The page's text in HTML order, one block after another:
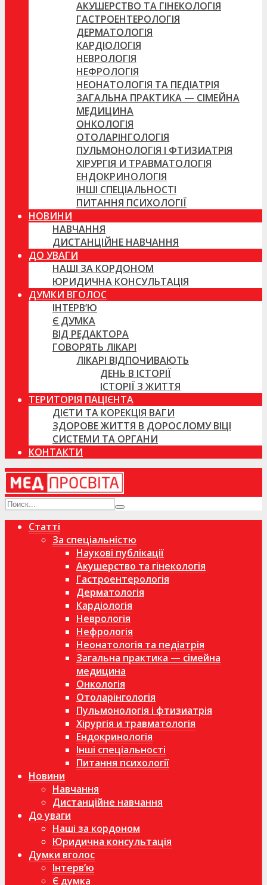
АКУШЕРСТВО ТА ГІНЕКОЛОГІЯ
ГАСТРОЕНТЕРОЛОГІЯ
ДЕРМАТОЛОГІЯ
КАРДІОЛОГІЯ
НЕВРОЛОГІЯ
НЕФРОЛОГІЯ
НЕОНАТОЛОГІЯ ТА ПЕДІАТРІЯ
ЗАГАЛЬНА ПРАКТИКА — СІМЕЙНА
МЕДИЦИНА
ОНКОЛОГІЯ
ОТОЛАРІНГОЛОГІЯ
ПУЛЬМОНОЛОГІЯ І ФТИЗИАТРІЯ
ХІРУРГІЯ И ТРАВМАТОЛОГІЯ
ЕНДОКРИНОЛОГІЯ
ІНШІ СПЕЦІАЛЬНОСТІ
ПИТАННЯ ПСИХОЛОГІЇ
НОВИНИ
НАВЧАННЯ
ДИСТАНЦІЙНЕ НАВЧАННЯ
ДО УВАГИ
НАШІ ЗА КОРДОНОМ
ЮРИДИЧНА КОНСУЛЬТАЦІЯ
ДУМКИ ВГОЛОС
ІНТЕРВ’Ю
Є ДУМКА
ВІД РЕДАКТОРА
ГОВОРЯТЬ ЛІКАРІ
ЛІКАРІ ВІДПОЧИВАЮТЬ
ДЕНЬ В ІСТОРІЇ
ІСТОРІЇ З ЖИТТЯ
ТЕРИТОРІЯ ПАЦІЄНТА
ДІЄТИ ТА КОРЕКЦІЯ ВАГИ
ЗДОРОВЕ ЖИТТЯ В ДОРОСЛОМУ ВІЦІ
СИСТЕМИ ТА ОРГАНИ
КОНТАКТИ
Статті
За спеціальністю
Наукові публікації
Акушерство та гінекологія
Гастроентерологія
Дерматологія
Кардіологія
Неврологія
Нефрологія
Неонатологія та педіатрія
Загальна практика — сімейна
медицина
Онкологія
Отоларінгологія
Пульмонологія і фтизиатрія
Хірургія и травматологія
Ендокринологія
Інші спеціальності
Питання психології
Новини
Навчання
Дистанційне навчання
До уваги
Наші за кордоном
Юридична консультація
Думки вголос
Інтерв’ю
Є думка